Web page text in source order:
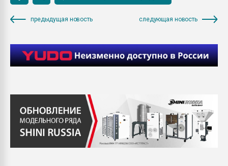
предыдущая новость следующая новость